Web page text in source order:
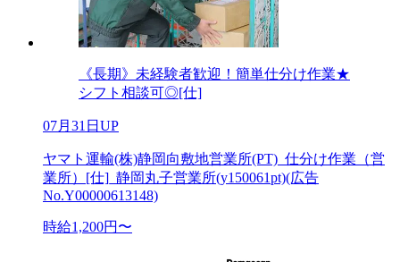
《長期》未経験者歓迎！簡単仕分け作業★
シフト相談可◎[仕]
07月31日UP
ヤマト運輸(株)静岡向敷地営業所(PT)_仕分け作業（営
業所）[仕]_静岡丸子営業所(y150061pt)(広告
No.Y00000613148)
時給1,200円〜